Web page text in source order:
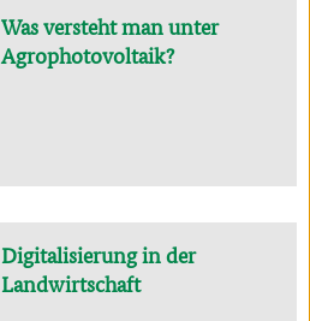
Was versteht man unter
Agrophotovoltaik?
Digitalisierung in der
Landwirtschaft